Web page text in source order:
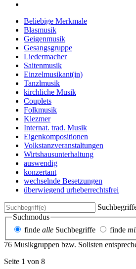
Beliebige Merkmale
Blasmusik
Geigenmusik
Gesangsgruppe
Liedermacher
Saitenmusik
Einzelmusikant(in)
Tanzlmusik
kirchliche Musik
Couplets
Folkmusik
Klezmer
Internat. trad. Musik
Eigenkompositionen
Volkstanzveranstaltungen
Wirtshausunterhaltung
auswendig
konzertant
wechselnde Besetzungen
überwiegend urheberrechtsfrei
Suchmodus
finde alle Suchbegriffe finde
76 Musikgruppen bzw. Solisten
Seite 1 von 8